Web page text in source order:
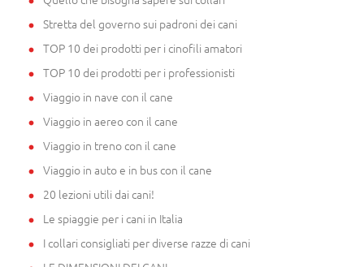
Stretta del governo sui padroni dei cani
TOP 10 dei prodotti per i cinofili amatori
TOP 10 dei prodotti per i professionisti
Viaggio in nave con il cane
Viaggio in aereo con il cane
Viaggio in treno con il cane
Viaggio in auto e in bus con il cane
20 lezioni utili dai cani!
Le spiaggie per i cani in Italia
I collari consigliati per diverse razze di cani